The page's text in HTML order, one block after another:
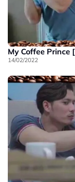
My Coffee Prince
14/02/2022